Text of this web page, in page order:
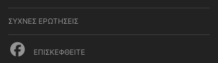
ΣΥΧΝΕΣ ΕΡΩΤΗΣΕΙΣ
ΕΠΙΣΚΕΦΘΕΙΤΕ